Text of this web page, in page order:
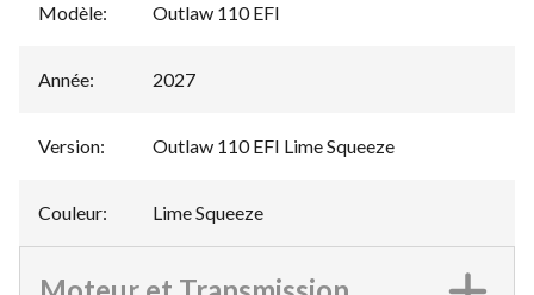
Modèle: Outlaw 110 EFI
Année: 2027
Version: Outlaw 110 EFI Lime Squeeze
Couleur: Lime Squeeze